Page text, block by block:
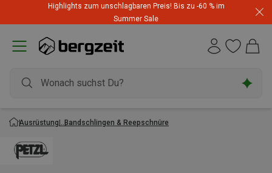
Highlights zum unschlagbaren Preis! Bis zu -60 % im
Summer Sale
Ausrüstung Bandschlingen & Reepschnüre